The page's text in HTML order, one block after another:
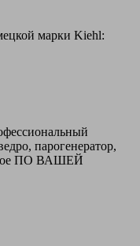
марки Kiehl:
парогенератор,
ПО ВАШЕЙ